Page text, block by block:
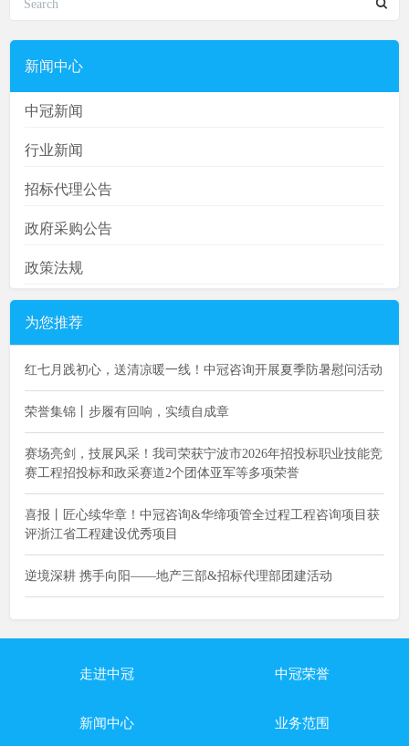
新闻中心
中冠新闻
行业新闻
招标代理公告
政府采购公告
政策法规
为您推荐
红七月践初心，送清凉暖一线！中冠咨询开展夏季防暑慰问活动
荣誉集锦丨步履有回响，实绩自成章
赛场亮剑，技展风采！我司荣获宁波市2026年招投标职业技能竞
赛工程招投标和政采赛道2个团体亚军等多项荣誉
喜报丨匠心续华章！中冠咨询&华缔项管全过程工程咨询项目获
评浙江省工程建设优秀项目
逆境深耕 携手向阳——地产三部&招标代理部团建活动
走进中冠 中冠荣誉
新闻中心 业务范围